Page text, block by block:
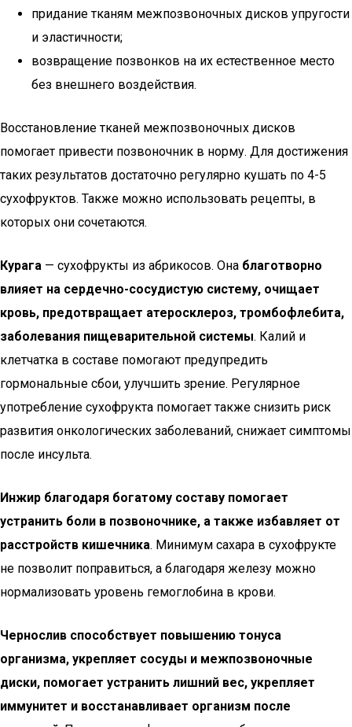
придание тканям межпозвоночных дисков упругости
и эластичности;
возвращение позвонков на их естественное место
без внешнего воздействия.
Восстановление тканей межпозвоночных дисков
помогает привести позвоночник в норму. Для достижения
таких результатов достаточно регулярно кушать по 4-5
сухофруктов. Также можно использовать рецепты, в
которых они сочетаются.
Курага — сухофрукты из абрикосов. Она благотворно
влияет на сердечно-сосудистую систему, очищает
кровь, предотвращает атеросклероз, тромбофлебита,
заболевания пищеварительной системы. Калий и
клетчатка в составе помогают предупредить
гормональные сбои, улучшить зрение. Регулярное
употребление сухофрукта помогает также снизить риск
развития онкологических заболеваний, снижает симптомы
после инсульта.
Инжир благодаря богатому составу помогает
устранить боли в позвоночнике, а также избавляет от
расстройств кишечника. Минимум сахара в сухофрукте
не позволит поправиться, а благодаря железу можно
нормализовать уровень гемоглобина в крови.
Чернослив способствует повышению тонуса
организма, укрепляет сосуды и межпозвоночные
диски, помогает устранить лишний вес, укрепляет
иммунитет и восстанавливает организм после